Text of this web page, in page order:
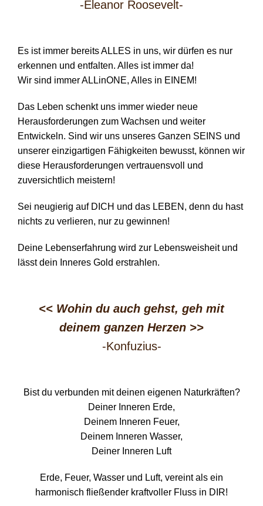
-Eleanor Roosevelt-
Es ist immer bereits ALLES in uns, wir dürfen es nur
erkennen und entfalten. Alles ist immer da!
Wir sind immer ALLinONE, Alles in EINEM!
Das Leben schenkt uns immer wieder neue
Herausforderungen zum Wachsen und weiter
Entwickeln. Sind wir uns unseres Ganzen SEINS und
unserer einzigartigen Fähigkeiten bewusst, können wir
diese Herausforderungen vertrauensvoll und
zuversichtlich meistern!
Sei neugierig auf DICH und das LEBEN, denn du hast
nichts zu verlieren, nur zu gewinnen!
Deine Lebenserfahrung wird zur Lebensweisheit und
lässt dein Inneres Gold erstrahlen.
<< Wohin du auch gehst, geh mit
deinem ganzen Herzen >>
-Konfuzius-
Bist du verbunden mit deinen eigenen Naturkräften?
Deiner Inneren Erde,
Deinem Inneren Feuer,
Deinem Inneren Wasser,
Deiner Inneren Luft
Erde, Feuer, Wasser und Luft, vereint als ein
harmonisch fließender kraftvoller Fluss in DIR!